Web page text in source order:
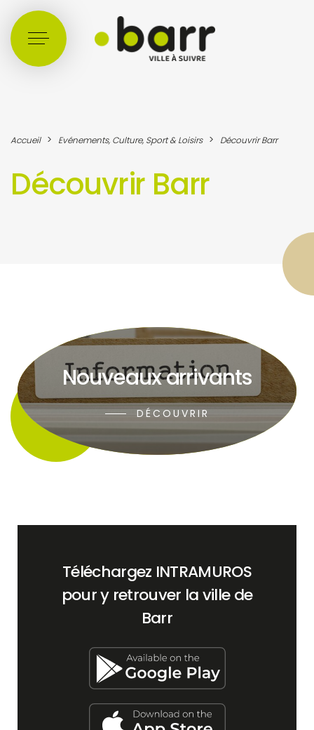
Accueil > Evénements, Culture, Sport & Loisirs > Découvrir Barr
Découvrir Barr
Nouveaux arrivants
DÉCOUVRIR
Téléchargez INTRAMUROS
pour y retrouver la ville de
Barr